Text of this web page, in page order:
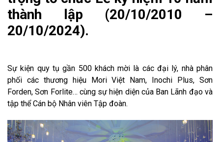
thành lập (20/10/2010 –
20/10/2024).
Sự kiện quy tụ gần 500 khách mời là các đại lý, nhà phân
phối các thương hiệu Mori Việt Nam, Inochi Plus, Sơn
Forden, Sơn Forlite… cùng sự hiện diện của Ban Lãnh đạo và
tập thể Cán bộ Nhân viên Tập đoàn.